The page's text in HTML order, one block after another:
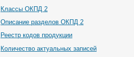
Классы ОКПД 2
Описание разделов ОКПД 2
Реестр кодов продукции
Количество актуальных записей